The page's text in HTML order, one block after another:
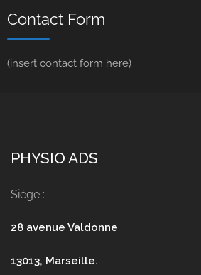
Contact Form
(insert contact form here)
PHYSIO ADS
Siège :
28 avenue Valdonne
13013, Marseille.